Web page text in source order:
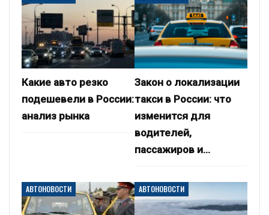
Какие авто резко
подешевели в России:
анализ рынка
Закон о локализации
такси в России: что
изменится для
водителей,
пассажиров и…
АВТОНОВОСТИ АВТОНОВОСТИ